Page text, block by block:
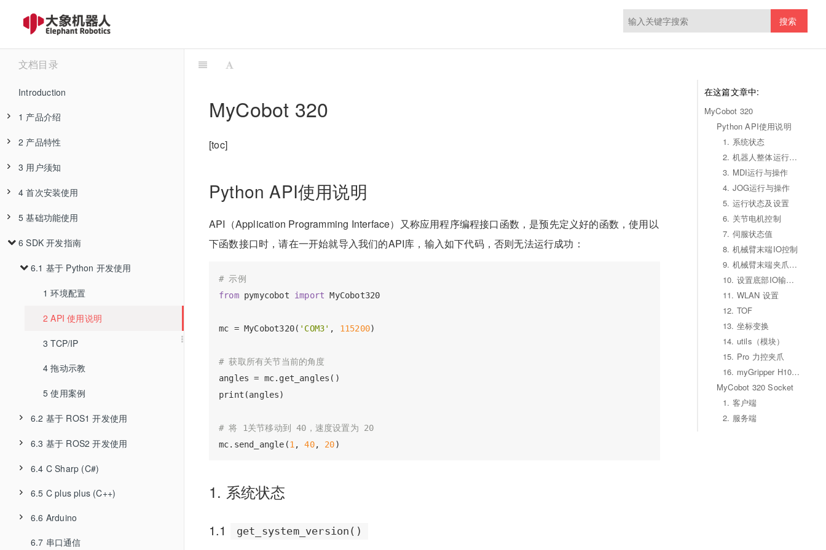
搜索
文档目录
Introduction
1 产品介绍
1.1 设计理念
1.2 适用人群
1.3 应用场景
1.4 周边配件
1 自适应夹爪
2 电动夹爪
3 气动夹爪
4 柔性夹爪
5 柔性夹爪-两指电动
6 吸盘模块
7 摄像头模块
8 笔夹持器
9 手机夹持器
10 独头吸泵
11 力控夹爪
2 产品特性
2.1 机器规格参数
2.2 控制核心参数
2.3 机械结构参数
2.4 电气特性参数
2.5 笛卡尔坐标系
3 用户须知
3.1 安全须知
3.2 运输和储存
3.3 维护和保养
3.4 常见问题解决
1 首次使用自查
2 软件
3 硬件
3 配件
3 其他
4 首次安装使用
4.1 产品标准清单
4.2 产品开箱指南
4.3 开机检测指南
4.3.1 结构安装固定
4.3.2 外部线缆连接
4.3.3 开机状态展示
4.3.4 基础功能检测
5 基础功能使用
5.1 miniRoboflow
1 拖动示教
2 手臂校准
3 通信控制
4 连接检测
5.2 应用使用
1 myblockly
myblockly 使用前的准备工作
myblockly 下载安装
控制 RGB 灯板
控制机械臂回到原点
控制单关节运动
控制多关节运动
夹爪的使用
吸泵的使用
Q&A
2 myStudio
myStudio 环境搭建
安装驱动
烧录和更新固件
5.3 固件说明
1 刻录固件
6 SDK 开发指南
6.1 基于 Python 开发使用
1 环境配置
2 API 使用说明
3 TCP/IP
4 拖动示教
5 使用案例
6.2 基于 ROS1 开发使用
1 环境搭建
2 ROS 基础
3 rviz 介绍
4 基础功能
5 Gazebo基础功能
6.3 基于 ROS2 开发使用
1 环境搭建
2 ROS2 基础
3 rviz2 介绍
4 基础功能
6.4 C Sharp (C#)
1 环境搭建
2 机械控制
3 myCobot API
6.5 C plus plus (C++)
1 CPlus 下载
2 编译
6.6 Arduino
1 Arduino 下载
6.7 串口通信
在这篇文章中:
MyCobot 320
Python API使用说明
1. 系统状态
2. 机器人整体运行状态
3. MDI运行与操作
4. JOG运行与操作
5. 运行状态及设置
6. 关节电机控制
7. 伺服状态值
8. 机械臂末端IO控制
9. 机械臂末端夹爪控制
10. 设置底部IO输入/输出状态
11. WLAN 设置
12. TOF
13. 坐标变换
14. utils（模块）
15. Pro 力控夹爪
16. myGripper H100 三指夹爪
MyCobot 320 Socket
1. 客户端
2. 服务端
MyCobot 320
[toc]
Python API使用说明
API（Application Programming Interface）又称应用程序编程接口函数，是预先定义好的函数，使用以
下函数接口时，请在一开始就导入我们的API库，输入如下代码，否则无法运行成功：
# 示例
from pymycobot import MyCobot320
mc = MyCobot320( 'COM3' , 115200)
# 获取所有关节当前的角度
angles = mc.get_angles()
print(angles)
# 将 1关节移动到 40，速度设置为 20
mc.send_angle(1 , 40, 20
1. 系统状态
1.1 get_system_version()